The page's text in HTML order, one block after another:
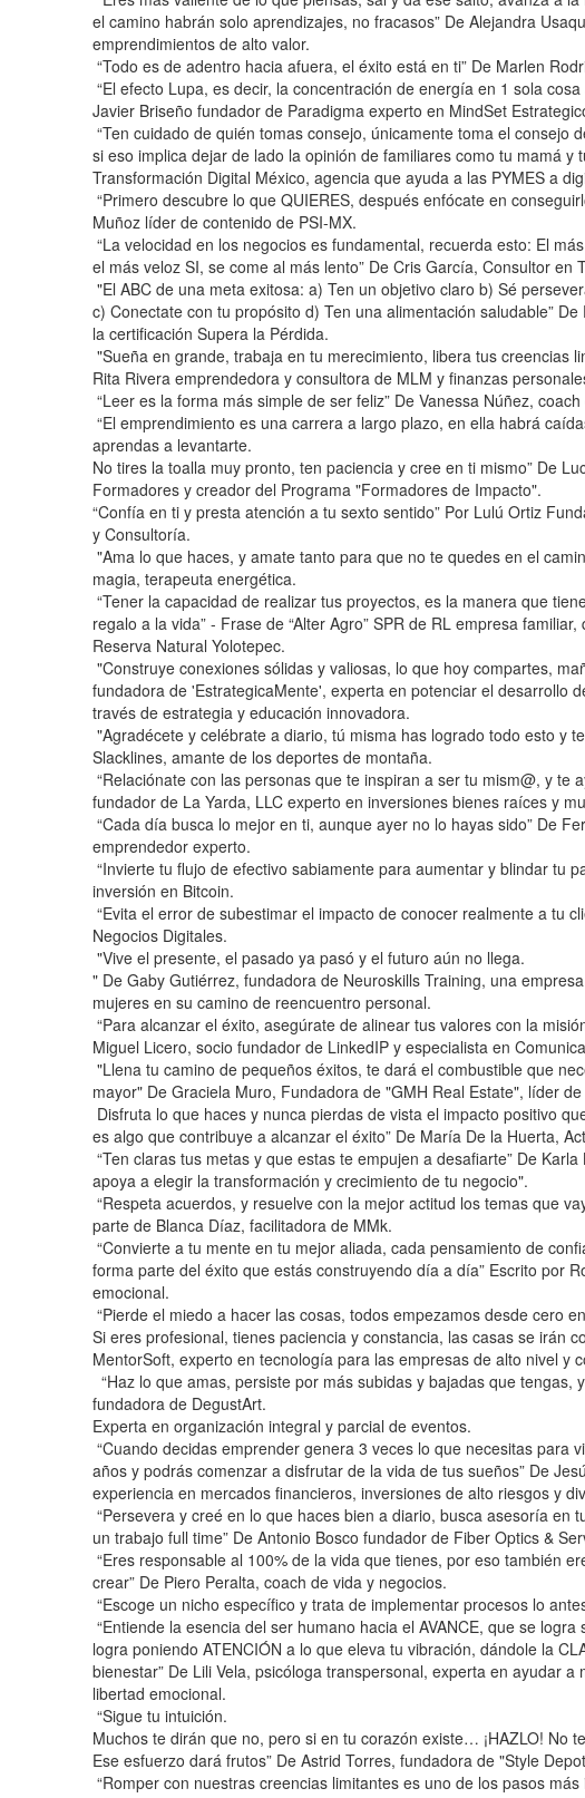
el camino habrán solo aprendizajes, no fracasos” De Alejandra
emprendimientos de alto valor.
“Todo es de adentro hacia afuera, el éxito está en ti” De Marlen
“El efecto Lupa, es decir, la concentración de energía en 1 sola
Javier Briseño fundador de Paradigma experto en MindSet
“Ten cuidado de quién tomas consejo, únicamente toma el consejo
si eso implica dejar de lado la opinión de familiares como tu mamá y
Transformación Digital México, agencia que ayuda a las PYMES a
“Primero descubre lo que QUIERES, después enfócate en
Muñoz líder de contenido de PSI-MX.
“La velocidad en los negocios es fundamental, recuerda esto: El
el más veloz SI, se come al más lento” De Cris García, Consultor en
"El ABC de una meta exitosa: a) Ten un objetivo claro b) Sé
c) Conectate con tu propósito d) Ten una alimentación saludable”
la certificación Supera la Pérdida.
"Sueña en grande, trabaja en tu merecimiento, libera tus creencias
Rita Rivera emprendedora y consultora de MLM y finanzas
“Leer es la forma más simple de ser feliz” De Vanessa Núñez,
“El emprendimiento es una carrera a largo plazo, en ella habrá
aprendas a levantarte.
No tires la toalla muy pronto, ten paciencia y cree en ti mismo” De
Formadores y creador del Programa "Formadores de Impacto".
“Confía en ti y presta atención a tu sexto sentido” Por Lulú Ortiz
y Consultoría.
"Ama lo que haces, y amate tanto para que no te quedes en el
magia, terapeuta energética.
“Tener la capacidad de realizar tus proyectos, es la manera que
regalo a la vida” - Frase de “Alter Agro” SPR de RL empresa
Reserva Natural Yolotepec.
"Construye conexiones sólidas y valiosas, lo que hoy compartes,
fundadora de 'EstrategicaMente', experta en potenciar el desarrollo
través de estrategia y educación innovadora.
"Agradécete y celébrate a diario, tú misma has logrado todo esto y
Slacklines, amante de los deportes de montaña.
“Relaciónate con las personas que te inspiran a ser tu mism@, y te
fundador de La Yarda, LLC experto en inversiones bienes raíces y
“Cada día busca lo mejor en ti, aunque ayer no lo hayas sido” De
emprendedor experto.
“Invierte tu flujo de efectivo sabiamente para aumentar y blindar tu
inversión en Bitcoin.
“Evita el error de subestimar el impacto de conocer realmente a tu
Negocios Digitales.
"Vive el presente, el pasado ya pasó y el futuro aún no llega.
" De Gaby Gutiérrez, fundadora de Neuroskills Training, una
mujeres en su camino de reencuentro personal.
“Para alcanzar el éxito, asegúrate de alinear tus valores con la
Miguel Licero, socio fundador de LinkedIP y especialista en
"Llena tu camino de pequeños éxitos, te dará el combustible que
mayor" De Graciela Muro, Fundadora de "GMH Real Estate", líder
Disfruta lo que haces y nunca pierdas de vista el impacto positivo
es algo que contribuye a alcanzar el éxito” De María De la Huerta,
“Ten claras tus metas y que estas te empujen a desafiarte” De
apoya a elegir la transformación y crecimiento de tu negocio".
“Respeta acuerdos, y resuelve con la mejor actitud los temas que
parte de Blanca Díaz, facilitadora de MMk.
“Convierte a tu mente en tu mejor aliada, cada pensamiento de
forma parte del éxito que estás construyendo día a día” Escrito por
emocional.
“Pierde el miedo a hacer las cosas, todos empezamos desde cero
Si eres profesional, tienes paciencia y constancia, las casas se irán
MentorSoft, experto en tecnología para las empresas de alto nivel y
“Haz lo que amas, persiste por más subidas y bajadas que tengas,
fundadora de DegustArt.
Experta en organización integral y parcial de eventos.
“Cuando decidas emprender genera 3 veces lo que necesitas para
años y podrás comenzar a disfrutar de la vida de tus sueños” De
experiencia en mercados financieros, inversiones de alto riesgos y
“Persevera y creé en lo que haces bien a diario, busca asesoría en
un trabajo full time” De Antonio Bosco fundador de Fiber Optics &
“Eres responsable al 100% de la vida que tienes, por eso también
crear” De Piero Peralta, coach de vida y negocios.
“Escoge un nicho específico y trata de implementar procesos lo
“Entiende la esencia del ser humano hacia el AVANCE, que se
logra poniendo ATENCIÓN a lo que eleva tu vibración, dándole la
bienestar” De Lili Vela, psicóloga transpersonal, experta en ayudar
libertad emocional.
“Sigue tu intuición.
Muchos te dirán que no, pero si en tu corazón existe… ¡HAZLO! No
Ese esfuerzo dará frutos” De Astrid Torres, fundadora de "Style
“Romper con nuestras creencias limitantes es uno de los pasos